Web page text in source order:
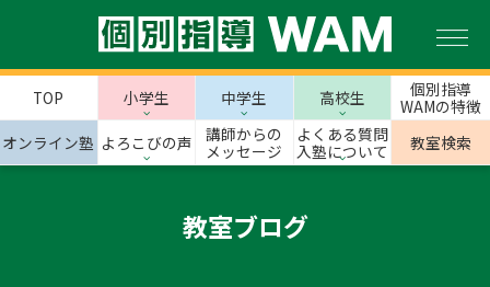
TOP 小学生 中学生 高校生
個別指導
WAMの特徴
オンライン塾 よろこびの声
講師からの
メッセージ
よくある質問
入塾について
教室検索
教室ブログ